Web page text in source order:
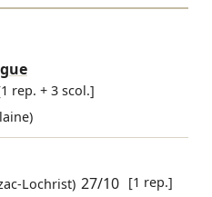
rep. + 3 scol.]
Lochrist) 27/10 [1 rep.]